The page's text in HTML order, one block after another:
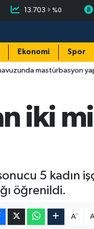
13.703 %0
Ekonomi Spor
yaptı!
iki
5 kadın
öğrenildi.
A- A